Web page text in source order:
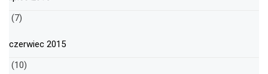
(7)
czerwiec 2015
(10)